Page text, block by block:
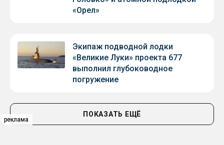
реклама
реклама
реклама
«Орел»
Экипаж подводной лодки
«Великие Луки» проекта 677
выполнил глубоководное
погружение
ПОКАЗАТЬ ЕЩЁ